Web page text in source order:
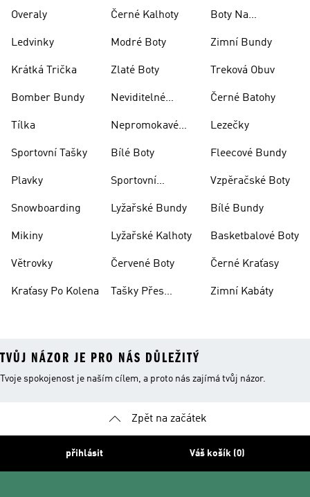
Overaly
Ledvinky
Krátká Trička
Bomber Bundy
Tílka
Sportovní Tašky
Plavky
Snowboarding
Mikiny
Větrovky
Kraťasy Po Kolena
Černé Kalhoty
Modré Boty
Zlaté Boty
Neviditelné
Nepromokavé
Bílé Boty
Sportovní
Lyžařské Bundy
Lyžařské Kalhoty
Červené Boty
Tašky Přes
Boty Na
Zimní Bundy
Treková Obuv
Černé Batohy
Lezečky
Fleecové Bundy
Vzpěračské Boty
Bílé Bundy
Basketbalové Boty
Černé Kraťasy
Zimní Kabáty
TVŮJ NÁZOR JE PRO NÁS DŮLEŽITÝ
Tvoje spokojenost je naším cílem, a proto nás zajímá tvůj názor.
Zpět na začátek
přihlásit Váš košík (0)